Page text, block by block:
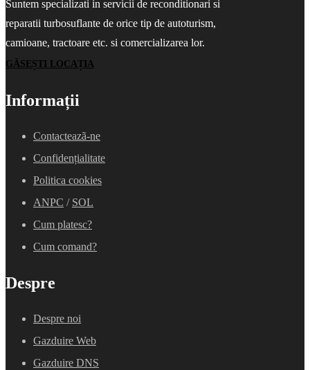
Suntem specializati in servicii de reconditionari si
reparatii turbosuflante de orice tip de autoturism,
camioane, tractoare etc. si comercializarea lor.
GĂSEȘTI LOCAȚIA
Informații
Contacteazã-ne
Confidențialitate
Politica cookies
ANPC / SOL
Cum platesc?
Cum comand?
Despre
Despre noi
Gazduire Web
Gazduire DNS